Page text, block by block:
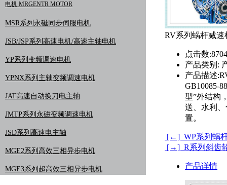
RV系列蜗杆减速
点击数:8704
产品类别:
产品描述:
GB10085-
型”外结构
送、水利
置。
[←] WP系列蜗
[→] R系列斜齿
产品详情
电机 MRGENTR MOTOR
MSR系列永磁同步伺服电机
JSB/JSP系列高速电机/高速主轴电机
YP系列变频调速电机
YPNX系列主轴变频调速电机
JAT高速自动换刀电主轴
JMTP系列永磁变频调速电机
JSD系列高速电主轴
MGE2系列高效三相异步电机
MGE3系列超高效三相异步电机